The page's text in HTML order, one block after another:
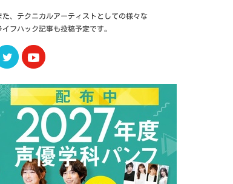
た、テクニカルアーティストとしての様々な
イフハック記事も投稿予定です。
Twitter